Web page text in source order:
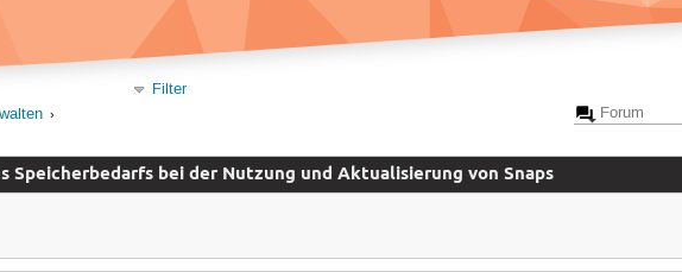
Filter
Speicherbedarfs bei der Nutzung und Aktualisierung von Snaps